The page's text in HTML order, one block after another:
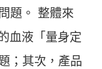
題。 整體來
血液「量身定
；其次，產品